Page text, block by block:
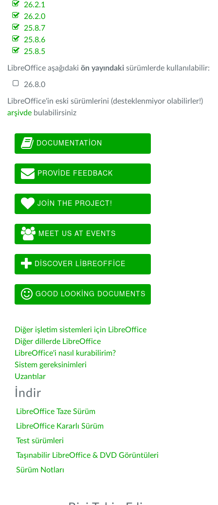
26.2.1
26.2.0
25.8.7
25.8.6
25.8.5
LibreOffice aşağıdaki ön yayındaki sürümlerde kullanılabilir:
26.8.0
LibreOffice'in eski sürümlerini (desteklenmiyor olabilirler!)
arşivde bulabilirsiniz
DOCUMENTATION
PROVIDE FEEDBACK
JOIN THE PROJECT!
MEET US AT EVENTS
DISCOVER LIBREOFFICE
GOOD LOOKING DOCUMENTS
Diğer işletim sistemleri için LibreOffice
Diğer dillerde LibreOffice
LibreOffice'i nasıl kurabilirim?
Sistem gereksinimleri
Uzantılar
İndir
LibreOffice Taze Sürüm
LibreOffice Kararlı Sürüm
Test sürümleri
Taşınabilir LibreOffice & DVD Görüntüleri
Sürüm Notları